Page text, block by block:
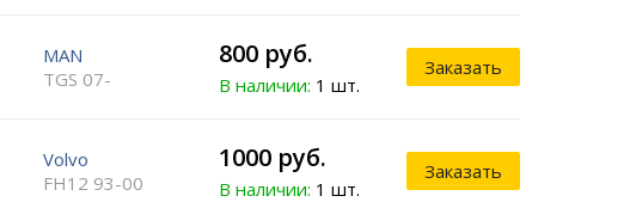
MAN
TGS 07-
800 руб.
В наличии: 1 шт.
Заказать
Volvo
FH12 93-00
1000 руб.
В наличии: 1 шт.
Заказать